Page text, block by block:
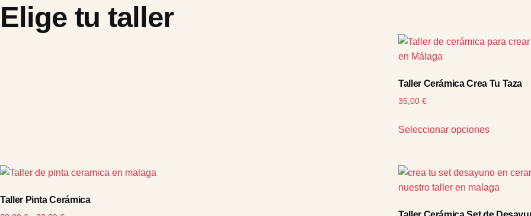
Elige tu taller
Taller Cerámica Crea Tu Taza
35,00 €
Seleccionar opciones
Taller Pinta Cerámica